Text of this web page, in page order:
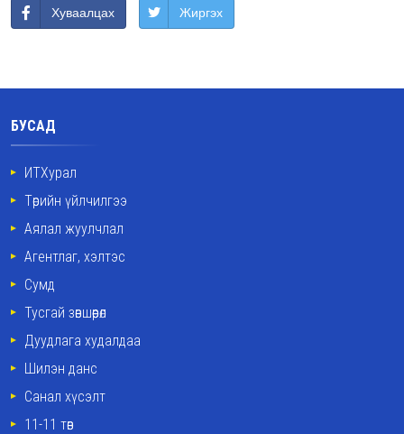
Хуваалцах Жиргэх
БУСАД
ИТХурал
Төрийн үйлчилгээ
Аялал жуулчлал
Агентлаг, хэлтэс
Сумд
Тусгай зөвшөөрөл
Дуудлага худалдаа
Шилэн данс
Санал хүсэлт
11-11 төв